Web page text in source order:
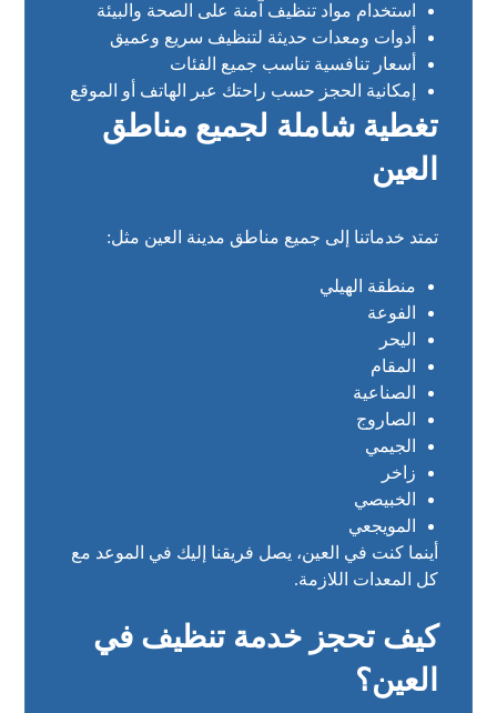
استخدام مواد تنظيف آمنة على الصحة والبيئة
أدوات ومعدات حديثة لتنظيف سريع وعميق
أسعار تنافسية تناسب جميع الفئات
إمكانية الحجز حسب راحتك عبر الهاتف أو الموقع
تغطية شاملة لجميع مناطق
العين
تمتد خدماتنا إلى جميع مناطق مدينة العين مثل:
منطقة الهيلي
الفوعة
اليحر
المقام
الصناعية
الصاروج
الجيمي
زاخر
الخبيصي
المويجعي
أينما كنت في العين، يصل فريقنا إليك في الموعد مع
كل المعدات اللازمة.
كيف تحجز خدمة تنظيف في
العين؟